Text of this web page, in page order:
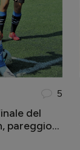
5
del
pareggio